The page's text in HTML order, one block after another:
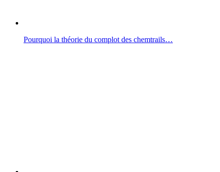
Pourquoi la théorie du complot des chemtrails…